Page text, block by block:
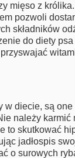
mięso z
pozwoli
składników
do diety psa
diecie, są one
należy karmić
to skutkować
jadłospis
o surowych